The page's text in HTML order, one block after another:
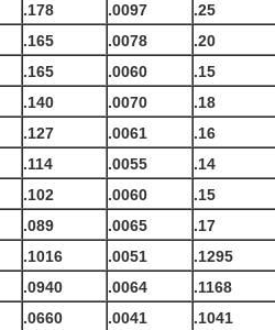
.178 .0097
.25
.165 .0078
.20
.165 .0060
.15
.140 .0070
.18
.127 .0061
.16
.114 .0055
.14
.102 .0060
.15
.089 .0065
.17
.1016 .0051
.1295
.0940 .0064
.1168
.0660 .0041
.1041